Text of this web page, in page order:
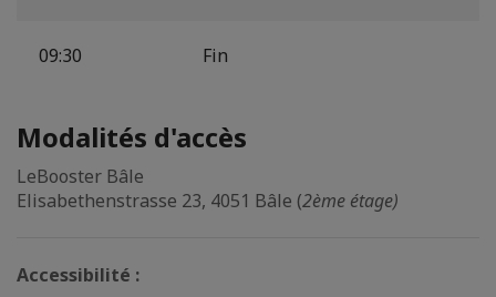
09:30 Fin
Modalités d'accès
LeBooster Bâle
Elisabethenstrasse 23, 4051 Bâle (2ème étage)
Accessibilité :